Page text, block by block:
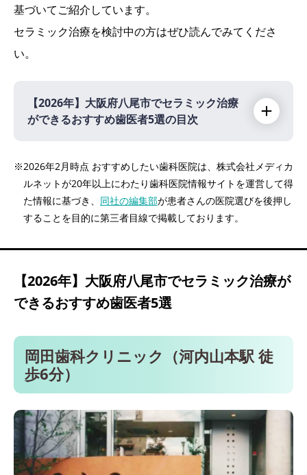
基づいてご紹介しています。
セラミック治療を検討中の方はぜひ読んでみてくださ
い。
【2026年】 大阪府八尾市でセラミック治療
ができるおすすめ歯医者5選の目次
岡田歯科クリニック（河内山本駅 徒歩6分）
こうたろう歯科・矯正歯科（近鉄八尾駅 徒歩
2分）
平山デンタルクリニック（久宝寺駅 徒歩2
もりかわ歯科 八尾本町診療所（近鉄八尾駅
徒歩7分）
※2026年2月時点 おすすめしたい歯科医院は、株式会社メディカ
ルネットが20年以上にわたり歯科医院情報サイトを運営して得
た情報に基づき、 同社の編集部が患者さんの医院選びを後押し
することを目的に第三者目線で掲載しております。
【2026年】 大阪府八尾市でセラミック治療が
できるおすすめ歯医者5選
岡田歯科クリニック（河内山本駅 徒
歩6分）